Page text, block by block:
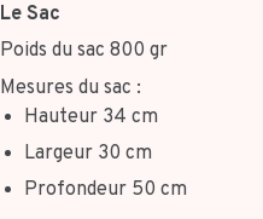
Le Sac
Poids du sac 800 gr
Mesures du sac :
Hauteur 34 cm
Largeur 30 cm
Profondeur 50 cm